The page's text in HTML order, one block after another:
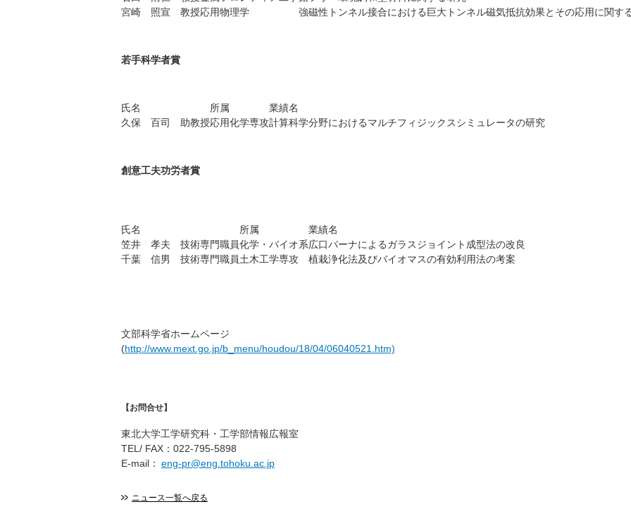
宮崎 照宣 教授応用物理学 強磁性トンネル接合における巨大トンネル磁気抵抗効果とその応用に関す
若手科学者賞
氏名 所属
業績名
久保 百司 助教授応用化学専攻計算科学分野におけるマルチフィジックスシミュレータの研究
創意工夫功労者賞
氏名 所属
業績名
笠井 孝夫 技術専門職員化学・バイオ系広口バーナによるガラスジョイント成型法の改良
千葉 信男 技術専門職員土木工学専攻 植栽浄化法及びバイオマスの有効利用法の考案
文部科学省ホームページ
(http://www.mext.go.jp/b_menu/houdou/18/04/06040521.htm)
【お問合せ】
東北大学工学研究科・工学部情報広報室
TEL/ FAX：022-795-5898
E-mail： eng-pr@eng.tohoku.ac.jp
ニュース一覧へ戻る